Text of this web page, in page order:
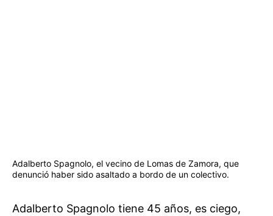
Adalberto Spagnolo, el vecino de Lomas de Zamora, que
denunció haber sido asaltado a bordo de un colectivo.
Adalberto Spagnolo tiene 45 años, es ciego,